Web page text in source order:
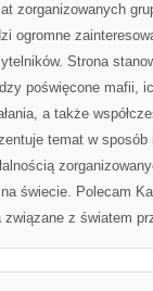
zorganizowanych
ogromne
Strona
poświęcone mafii,
a także
temat w
świecie. Polecam
związane z światem